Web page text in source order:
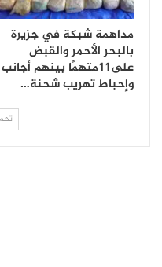
مداهمة شبكة في جزيرة
بالبحر الأحمر والقبض
على11متهمًا بينهم أجانب
وإحباط تهريب شحنة…